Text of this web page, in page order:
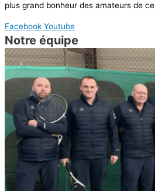
plus grand bonheur des amateurs de
Facebook Youtube
Notre équipe